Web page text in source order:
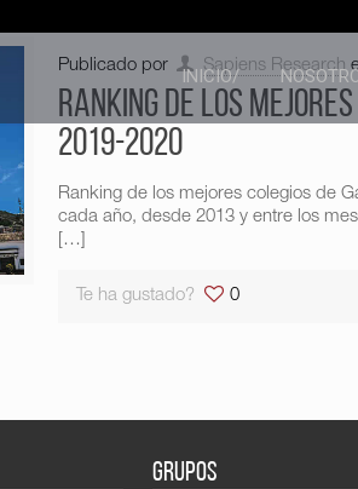
INICIO/
Publicado por Sapiens Research
Ranking de los
2019-2020
Ranking de los mejores colegios de
cada año, desde 2013 y entre los
[…]
Te ha gustado? 0
GRUPOS